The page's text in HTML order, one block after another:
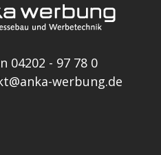
04202 - 97 78 0
werbung.de